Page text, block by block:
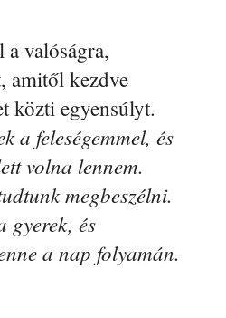
a valóságra,
amitől kezdve
közti egyensúlyt.
a feleségemmel, és
volna lennem.
megbeszélni.
gyerek, és
a nap folyamán.